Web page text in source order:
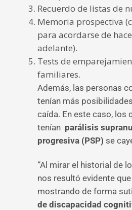
Recuerdo de listas de
Memoria prospectiva
para acordarse de
adelante).
Tests de
familiares.
Además, las personas
tenían más
caída. En este caso, los
tenían parálisis
progresiva (PSP) se
“Al mirar el historial de
nos resultó evidente
mostrando de forma sutil
de discapacidad